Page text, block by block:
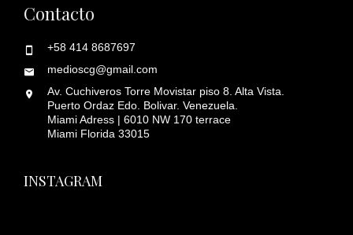
Contacto
+58 414 8687697
medioscg@gmail.com
Av. Cuchiveros Torre Movistar piso 8. Alta Vista.
Puerto Ordaz Edo. Bolivar. Venezuela.
Miami Adress | 6010 NW 170 terrace
Miami Florida 33015
INSTAGRAM